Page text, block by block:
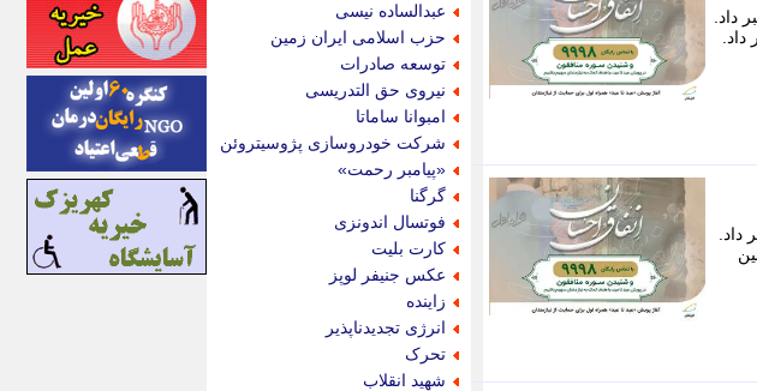
داد.
عبدالساده نیسی
حزب اسلامی ایران زمین
توسعه صادرات
نیروی حق التدریسی
امبوانا ساماتا
شرکت خودروسازی پژوسیتروئن
«پیامبر رحمت»
گرگنا
فوتسال اندونزی
کارت بلیت
عکس جنیفر لوپز
زاینده
انرژی تجدیدناپذیر
تحرک
شهید انقلاب
ایلنا
اینتیتر
ایونا نیوز
بازتاب آنلاین
باشگاه خبرنگاران
باغستان نیوز
بامبوک
ببین و بخون
بدینسان
بنکر